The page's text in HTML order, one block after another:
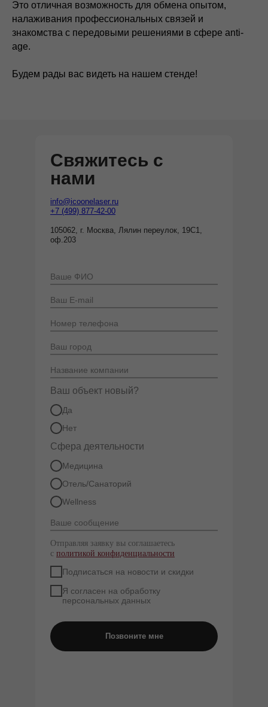
Это отличная возможность для обмена опытом,
налаживания профессиональных связей и
знакомства с передовыми решениями в сфере anti-
age.
Будем рады вас видеть на нашем стенде!
info@icoonelaser.ru
+7 (499) 877-42-00
105062, г. Москва, Лялин переулок, 19С1,
оф.203
Свяжитесь с
нами
Ваш объект новый?
Да
Нет
Сфера деятельности
Медицина
Отель/Санаторий
Wellness
Отправляя заявку вы соглашаетесь
с политикой конфиденциальности
Подписаться на новости и скидки
Я согласен на обработку
персональных данных
Позвоните мне